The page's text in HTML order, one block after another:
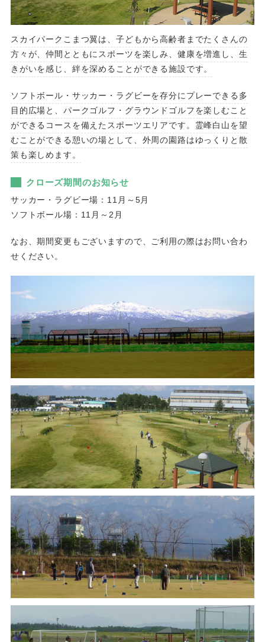
スカイパークこまつ翼は、子どもから高齢者までたくさんの
方々が、仲間とともにスポーツを楽しみ、健康を増進し、生
きがいを感じ、絆を深めることができる施設です。
ソフトボール・サッカー・ラグビーを存分にプレーできる多
目的広場と、パークゴルフ・グラウンドゴルフを楽しむこと
ができるコースを備えたスポーツエリアです。霊峰白山を望
むことができる憩いの場として、外周の園路はゆっくりと散
策も楽しめます。
クローズ期間のお知らせ
サッカー・ラグビー場：11月～5月
ソフトボール場：11月～2月
なお、期間変更もございますので、ご利用の際はお問い合わ
せください。